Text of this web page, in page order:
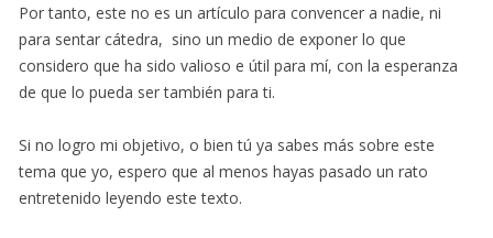
Por tanto, este no es un artículo para convencer a nadie, ni
para sentar cátedra, sino un medio de exponer lo que
considero que ha sido valioso e útil para mí, con la esperanza
de que lo pueda ser también para ti.
Si no logro mi objetivo, o bien tú ya sabes más sobre este
tema que yo, espero que al menos hayas pasado un rato
entretenido leyendo este texto.